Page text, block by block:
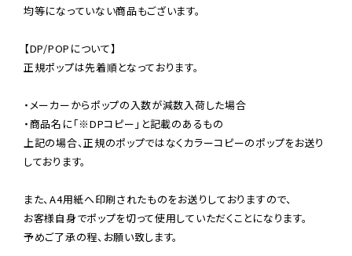
均等になっていない商品もございます。
【DP/POPについて】
正規ポップは先着順となっております。
・メーカーからポップの入数が減数入荷した場合
・商品名に「※DPコピー」と記載のあるもの
上記の場合、正規のポップではなくカラーコピーのポップをお送り
しております。
また、A4用紙へ印刷されたものをお送りしておりますので、
お客様自身でポップを切って使用していただくことになります。
予めご了承の程、お願い致します。